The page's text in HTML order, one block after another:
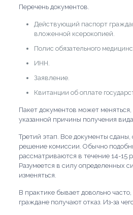
Перечень документов.
Действующий паспорт
вложенной ксерокопией.
Полис обязательного
ИНН.
Заявление.
Квитанции об оплате
Пакет документов может
указанной причины получения
Третий этап. Все документы сданы,
решение комиссии. Обычно
рассматриваются в течение 14-15
Разумеется в силу определенных
изменяться.
В практике бывает довольно
граждане получают отказ. Из-за